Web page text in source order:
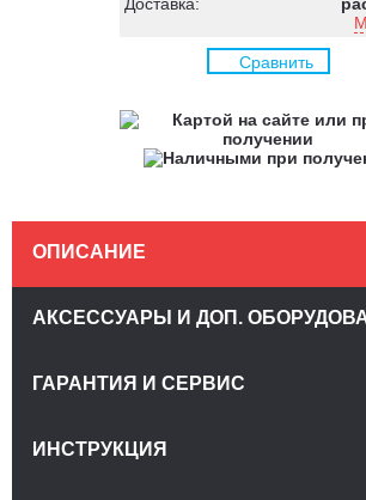
Сравнить
ОПИСАНИЕ
АКСЕССУАРЫ И ДОП.
ГАРАНТИЯ И СЕРВИС
ИНСТРУКЦИЯ